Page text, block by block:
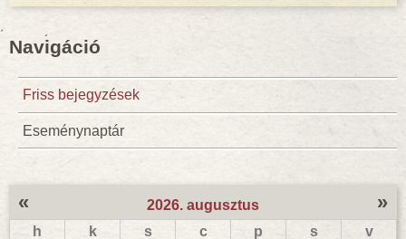
Navigáció
Friss bejegyzések
Eseménynaptár
2026. augusztus
« »
h k s c p s
v